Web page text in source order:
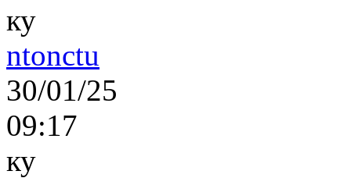
ку
ntonctu
30/01/25
09:17
ку